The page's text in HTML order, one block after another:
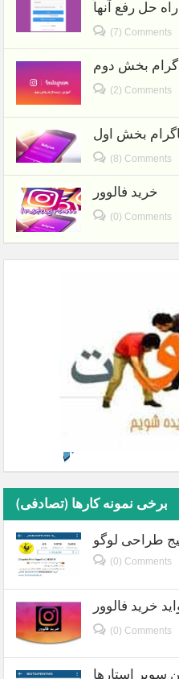
راه حل رفع آنها
(7) Comments
بخش دوم
(2) Comments
بخش اول
(8) Comments
خرید فالوور
(0) Comments
برخی نمونه کارها (تصادفی)
طراحی لوگو
(0) Comments
خرید فالوور
(0) Comments
سوپر استارها